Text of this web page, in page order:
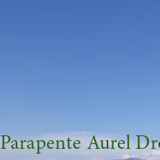
Parapente Aurel